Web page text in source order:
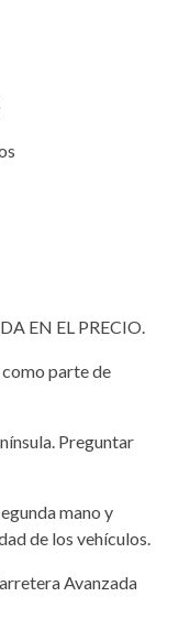
EN EL PRECIO.
parte de
Preguntar
mano y
de los vehículos.
Avanzada